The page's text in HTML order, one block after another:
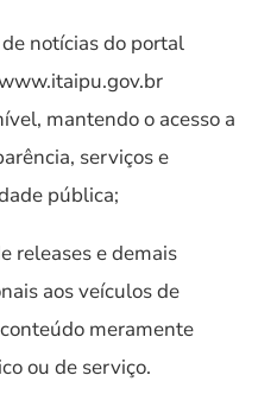
notícias do portal
mantendo o acesso a
serviços e
pública;
releases e demais
aos veículos de
meramente
ou de serviço.